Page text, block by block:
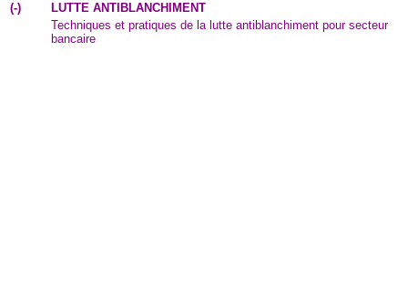
(-)
LUTTE ANTIBLANCHIMENT
Techniques et pratiques de la lutte antiblanchiment pour secteur
bancaire